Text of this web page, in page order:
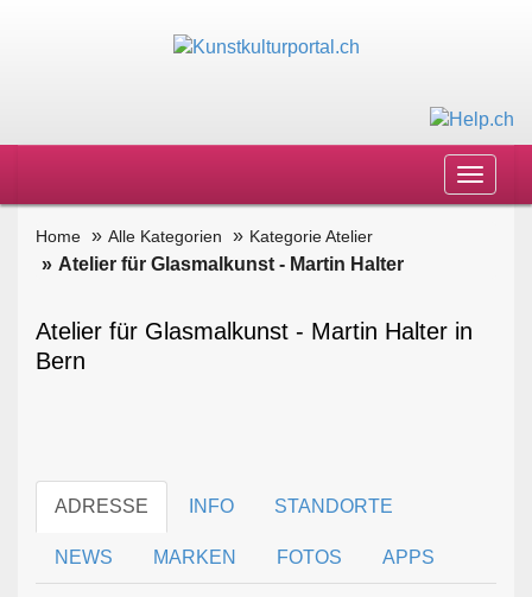
Toggle
Home Alle Kategorien Kategorie Atelier
Atelier für Glasmalkunst - Martin Halter
Atelier für Glasmalkunst - Martin Halter in
Bern
ADRESSE INFO STANDORTE
NEWS MARKEN FOTOS APPS